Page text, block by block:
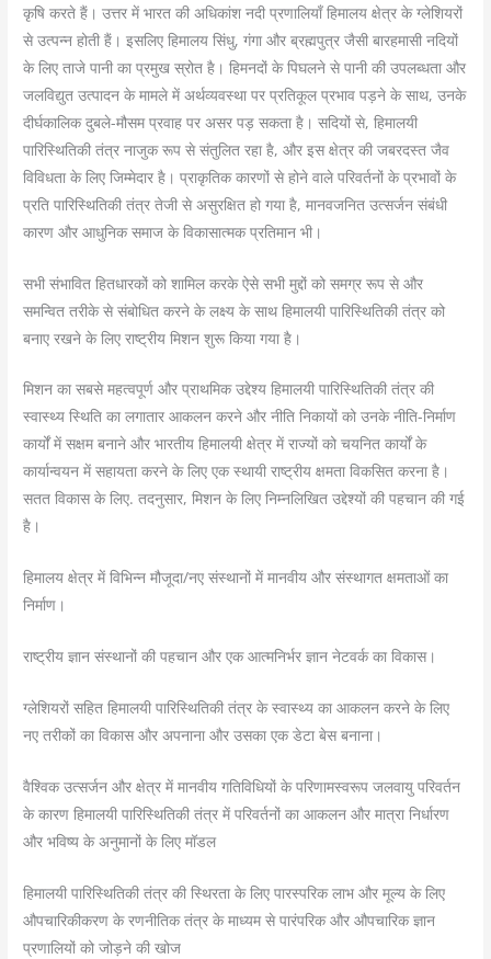
कृषि करते हैं। उत्तर में भारत की अधिकांश नदी प्रणालियाँ हिमालय क्षेत्र के ग्लेशियरों
से उत्पन्न होती हैं। इसलिए हिमालय सिंधु, गंगा और ब्रह्मपुत्र जैसी बारहमासी नदियों
के लिए ताजे पानी का प्रमुख स्रोत है। हिमनदों के पिघलने से पानी की उपलब्धता और
जलविद्युत उत्पादन के मामले में अर्थव्यवस्था पर प्रतिकूल प्रभाव पड़ने के साथ, उनके
दीर्घकालिक दुबले-मौसम प्रवाह पर असर पड़ सकता है। सदियों से, हिमालयी
पारिस्थितिकी तंत्र नाजुक रूप से संतुलित रहा है, और इस क्षेत्र की जबरदस्त जैव
विविधता के लिए जिम्मेदार है। प्राकृतिक कारणों से होने वाले परिवर्तनों के प्रभावों के
प्रति पारिस्थितिकी तंत्र तेजी से असुरक्षित हो गया है, मानवजनित उत्सर्जन संबंधी
कारण और आधुनिक समाज के विकासात्मक प्रतिमान भी।
सभी संभावित हितधारकों को शामिल करके ऐसे सभी मुद्दों को समग्र रूप से और
समन्वित तरीके से संबोधित करने के लक्ष्य के साथ हिमालयी पारिस्थितिकी तंत्र को
बनाए रखने के लिए राष्ट्रीय मिशन शुरू किया गया है।
मिशन का सबसे महत्वपूर्ण और प्राथमिक उद्देश्य हिमालयी पारिस्थितिकी तंत्र की
स्वास्थ्य स्थिति का लगातार आकलन करने और नीति निकायों को उनके नीति-निर्माण
कार्यों में सक्षम बनाने और भारतीय हिमालयी क्षेत्र में राज्यों को चयनित कार्यों के
कार्यान्वयन में सहायता करने के लिए एक स्थायी राष्ट्रीय क्षमता विकसित करना है।
सतत विकास के लिए. तदनुसार, मिशन के लिए निम्नलिखित उद्देश्यों की पहचान की गई
है।
हिमालय क्षेत्र में विभिन्न मौजूदा/नए संस्थानों में मानवीय और संस्थागत क्षमताओं का
निर्माण।
राष्ट्रीय ज्ञान संस्थानों की पहचान और एक आत्मनिर्भर ज्ञान नेटवर्क का विकास।
ग्लेशियरों सहित हिमालयी पारिस्थितिकी तंत्र के स्वास्थ्य का आकलन करने के लिए
नए तरीकों का विकास और अपनाना और उसका एक डेटा बेस बनाना।
वैश्विक उत्सर्जन और क्षेत्र में मानवीय गतिविधियों के परिणामस्वरूप जलवायु परिवर्तन
के कारण हिमालयी पारिस्थितिकी तंत्र में परिवर्तनों का आकलन और मात्रा निर्धारण
और भविष्य के अनुमानों के लिए मॉडल
हिमालयी पारिस्थितिकी तंत्र की स्थिरता के लिए पारस्परिक लाभ और मूल्य के लिए
औपचारिकीकरण के रणनीतिक तंत्र के माध्यम से पारंपरिक और औपचारिक ज्ञान
प्रणालियों को जोड़ने की खोज